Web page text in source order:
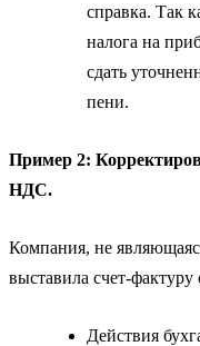
справка. Так
налога на
сдать
пени.
Пример 2:
НДС.
Компания, не
выставила счет-
Действия